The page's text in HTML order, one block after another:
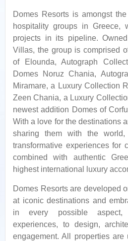
Domes Resorts is amongst
hospitality groups in Greece,
projects in its pipeline.
Villas, the group is comprised
of Elounda, Autograph
Domes Noruz Chania,
Miramare, a Luxury Collection
Zeen Chania, a Luxury
newest addition Domes of
With a love for the destinations
sharing them with the world,
transformative experiences for
combined with authentic
highest international luxury
Domes Resorts are developed
at iconic destinations and
in every possible aspect,
experiences, to design,
engagement. All properties